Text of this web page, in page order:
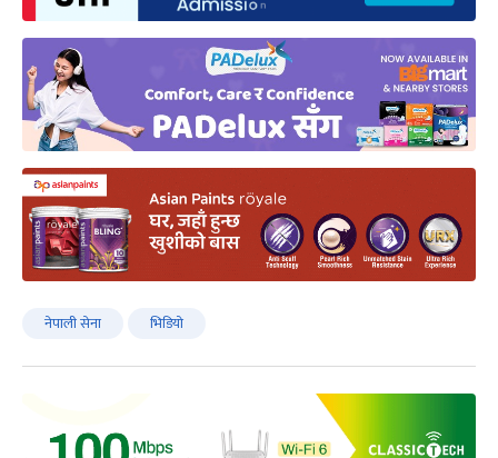
नेपाली सेना भिडियो